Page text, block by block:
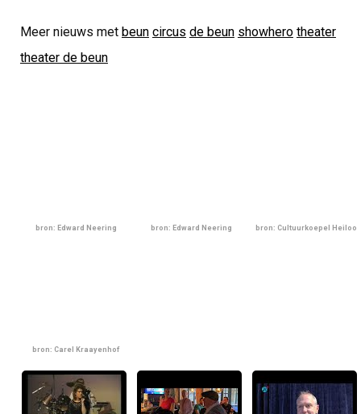
Meer nieuws met beun circus de beun showhero theater
theater de beun
bron: Edward Neering bron: Edward Neering bron: Cultuurkoepel Heiloo
bron: Carel Kraayenhof